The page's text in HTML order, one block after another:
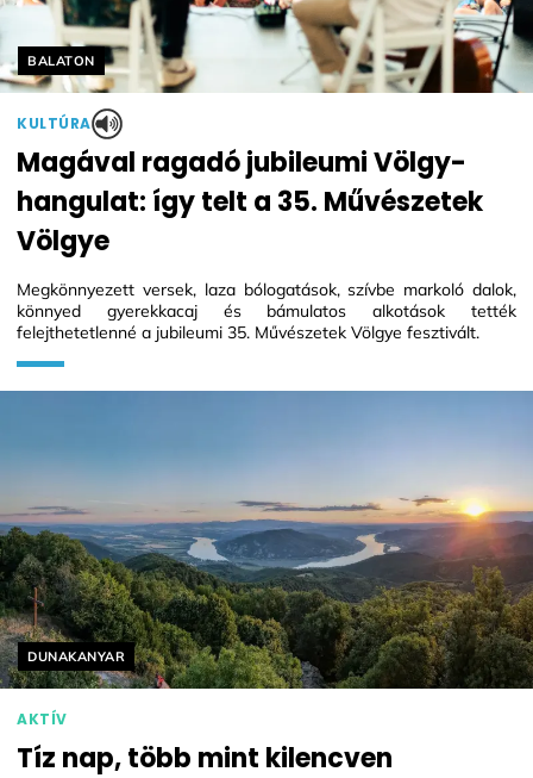
Helyszín címkék:
BALATON
KULTÚRA
Magával ragadó jubileumi Völgy-
hangulat: így telt a 35. Művészetek
Völgye
Megkönnyezett versek, laza bólogatások, szívbe markoló dalok,
könnyed gyerekkacaj és bámulatos alkotások tették
felejthetetlenné a jubileumi 35. Művészetek Völgye fesztivált.
Helyszín címkék:
DUNAKANYAR
AKTÍV
Tíz nap, több mint kilencven